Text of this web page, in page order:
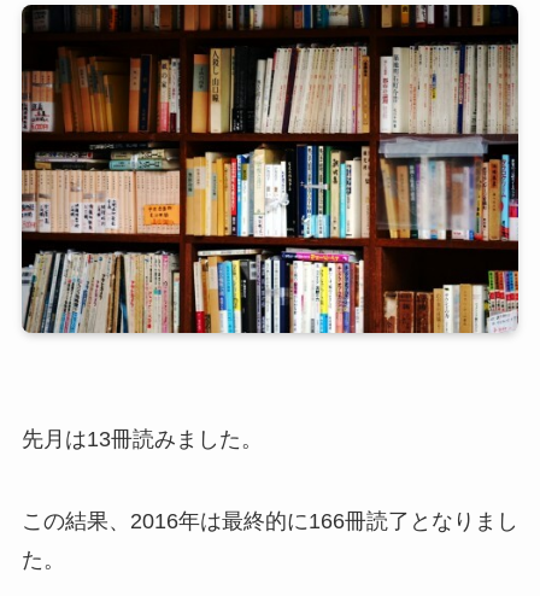
先月は13冊読みました。
この結果、2016年は最終的に166冊読了となりまし
た。